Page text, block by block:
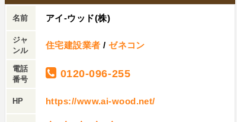
名前 アイ-ウッド(株)
ジャ
ンル
住宅建設業者 / ゼネコン
電話
番号
0120-096-255
HP https://www.ai-wood.net/